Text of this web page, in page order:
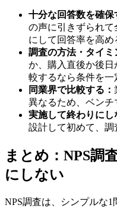
十分な回答数を確保
の声に引きずられ
にして回答率を高め
調査の方法・タイミ
か、購入直後か後
較するなら条件を一
同業界で比較する：
異なるため、ベンチ
実施して終わりにし
設計して初めて、調
まとめ：NPS調
にしない
NPS調査は、シンプルな